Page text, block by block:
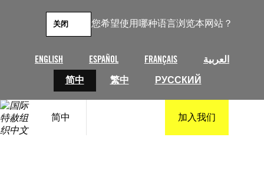
您希望使用哪种语言浏览本网站？
ENGLISH ESPAÑOL FRANÇAIS
العربية
简中
繁中 РУССКИЙ
关闭
简中 加入我们